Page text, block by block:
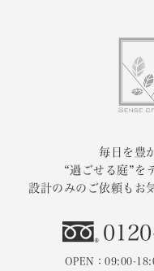
毎日を豊
“過ごせる庭”を
設計のみのご依頼もお
OPEN：09:00-